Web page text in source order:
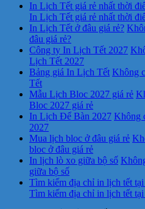
In Lịch Tết giá rẻ nhất thời
In Lịch Tết giá rẻ nhất thời
In Lịch Tết ở đâu giá rẻ?
đâu giá rẻ?
Công ty In Lịch Tết 2027
Lịch Tết 2027
Bảng giá In Lịch Tết Không
Tết
Mẫu Lịch Bloc 2027 giá rẻ
Bloc 2027 giá rẻ
In Lịch Để Bàn 2027 Không
2027
Mua lịch bloc ở đâu giá rẻ
bloc ở đâu giá rẻ
In lịch lò xo giữa bộ số
giữa bộ số
Tìm kiếm địa chỉ in lịch tết
Tìm kiếm địa chỉ in lịch tết